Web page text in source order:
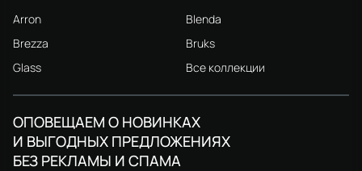
Arron
Blenda
Brezza
Bruks
Glass
Все коллекции
ОПОВЕЩАЕМ О НОВИНКАХ
И ВЫГОДНЫХ ПРЕДЛОЖЕНИЯХ
БЕЗ РЕКЛАМЫ И СПАМА